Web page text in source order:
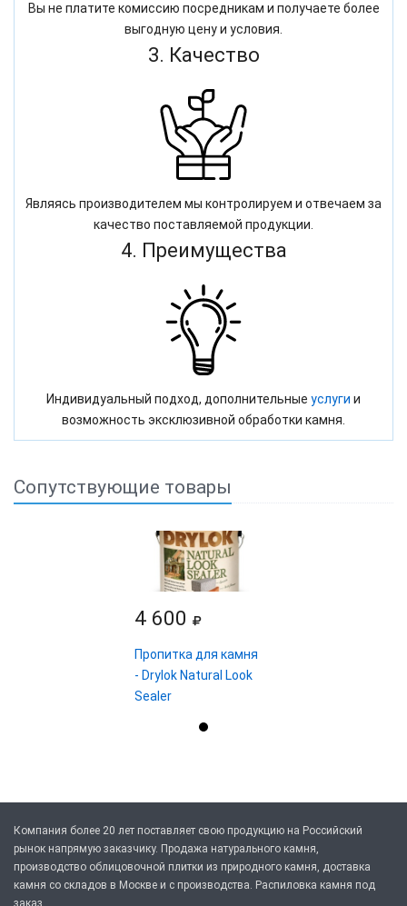
Вы не платите комиссию посредникам и получаете более
выгодную цену и условия.
3. Качество
Являясь производителем мы контролируем и отвечаем за
качество поставляемой продукции.
4. Преимущества
Индивидуальный подход, дополнительные услуги и
возможность эксклюзивной обработки камня.
Сопутствующие товары
4 600
Пропитка для камня
- Drylok Natural Look
Sealer
Компания более 20 лет поставляет свою продукцию на Российский
рынок напрямую заказчику. Продажа натурального камня,
производство облицовочной плитки из природного камня, доставка
камня со складов в Москве и с производства. Распиловка камня под
заказ.